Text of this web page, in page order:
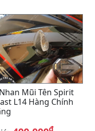
Mũi Tên Spirit
L14 Hàng Chính
đ